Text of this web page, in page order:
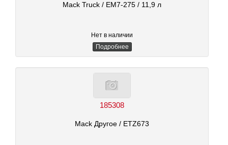
Mack Truck/ EM7-275 / 11,9 л
Нет в наличии
Подробнее
185308
Mack Другое/ ETZ673